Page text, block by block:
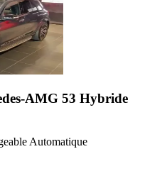
AMG 53 Hybride
Automatique